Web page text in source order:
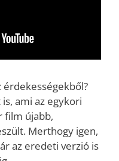
ami az egykori
film újabb,
Merthogy igen,
az eredeti verzió is